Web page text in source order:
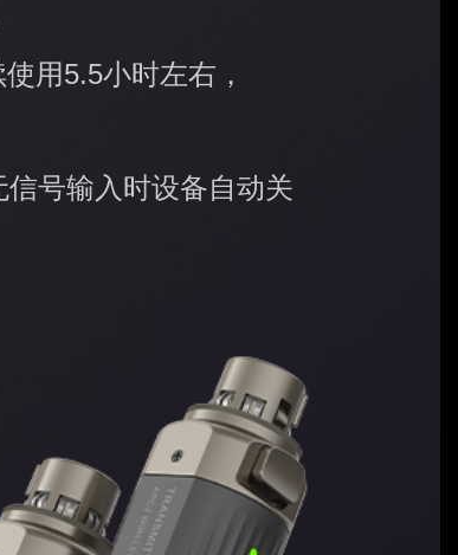
用5.5小时左右，
号输入时设备自动关